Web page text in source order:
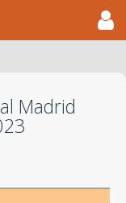
Madrid